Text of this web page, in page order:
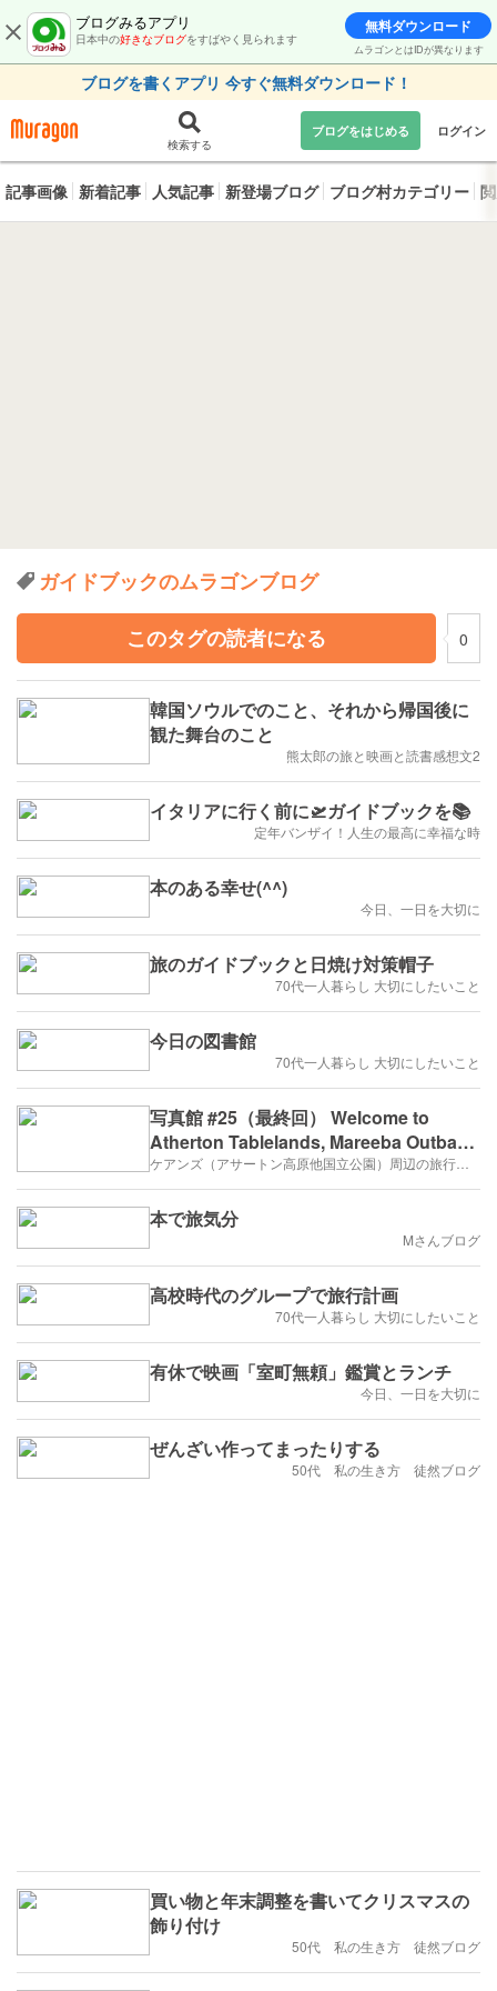
ブログみるアプリ
日本中の好きなブログをすばやく見られます
無料ダウンロード
ムラゴンとはIDが異なります
ブログを書くアプリ 今すぐ無料ダウンロード！
検索する
ブログをはじめる ログイン
記事画像 新着記事 人気記事 新登場ブログ ブログ村カテゴリー
ガイドブックのムラゴンブログ
このタグの読者になる
0
韓国ソウルでのこと、それから帰国後に
観た舞台のこと
熊太郎の旅と映画と読書感想文2
イタリアに行く前に🛫ガイドブックを📚
定年バンザイ！人生の最高に幸福な時
本のある幸せ(⁠^⁠^⁠)
今日、一日を大切に
旅のガイドブックと日焼け対策帽子
70代一人暮らし 大切にしたいこと
今日の図書館
70代一人暮らし 大切にしたいこと
写真館 #25（最終回） Welcome to
Atherton Tablelands, Mareeba Outback
& Gulf Savannah
本で旅気分
Mさんブログ
高校時代のグループで旅行計画
70代一人暮らし 大切にしたいこと
有休で映画「室町無頼」鑑賞とランチ
今日、一日を大切に
ぜんざい作ってまったりする
50代 私の生き方 徒然ブログ
買い物と年末調整を書いてクリスマスの
飾り付け
50代 私の生き方 徒然ブログ